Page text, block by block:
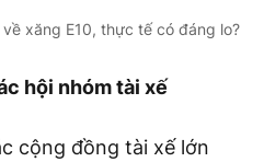
xăng E10, thực tế có đáng lo?
hội nhóm tài xế
cộng đồng tài xế lớn